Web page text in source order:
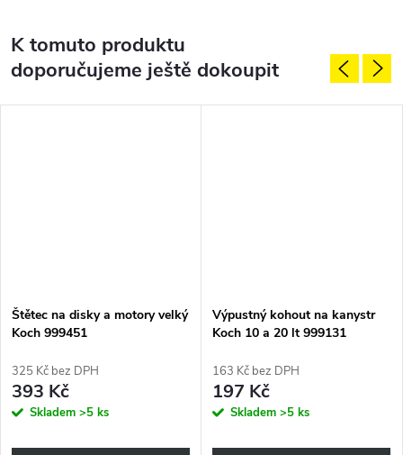
K tomuto produktu
doporučujeme ještě dokoupit
Štětec na disky a motory velký
Koch 999451
325 Kč bez DPH
393 Kč
Skladem >5 ks
Výpustný kohout na kanystr
Koch 10 a 20 lt 999131
163 Kč bez DPH
197 Kč
Skladem >5 ks